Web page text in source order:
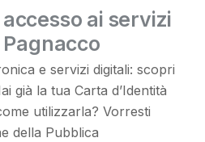
ai servizi
e servizi digitali: scopri
già la tua Carta d’Identità
utilizzarla? Vorresti
della Pubblica